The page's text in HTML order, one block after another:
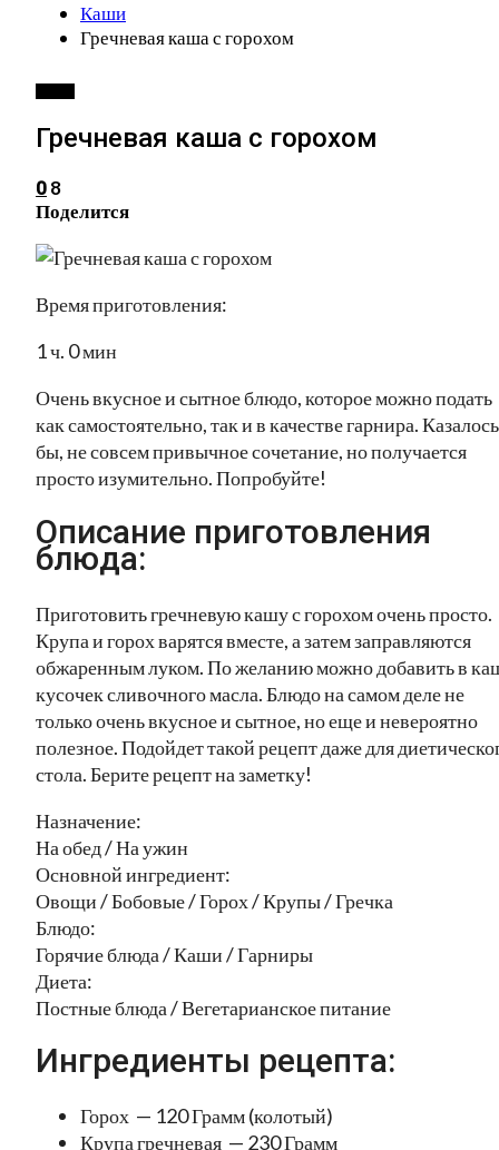
Каши
Гречневая каша с горохом
Гречневая каша с горохом
0 8
Поделится
Время приготовления:
1 ч. 0 мин
Очень вкусное и сытное блюдо, которое можно подать
как самостоятельно, так и в качестве гарнира. Казалось
бы, не совсем привычное сочетание, но получается
просто изумительно. Попробуйте!
Описание приготовления
блюда:
Приготовить гречневую кашу с горохом очень просто.
Крупа и горох варятся вместе, а затем заправляются
обжаренным луком. По желанию можно добавить в
кусочек сливочного масла. Блюдо на самом деле не
только очень вкусное и сытное, но еще и невероятно
полезное. Подойдет такой рецепт даже для
стола. Берите рецепт на заметку!
Назначение:
На обед / На ужин
Основной ингредиент:
Овощи / Бобовые / Горох / Крупы / Гречка
Блюдо:
Горячие блюда / Каши / Гарниры
Диета:
Постные блюда / Вегетарианское питание
Ингредиенты рецепта:
Горох — 120 Грамм (колотый)
Крупа гречневая — 230 Грамм